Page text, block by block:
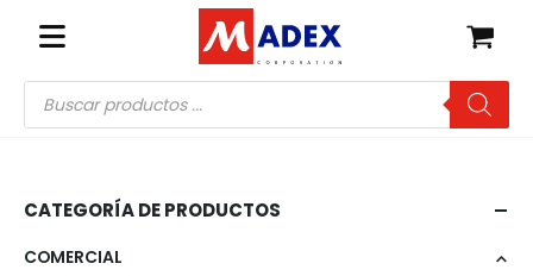
Búsqueda
de
productos
CATEGORÍA DE PRODUCTOS
COMERCIAL